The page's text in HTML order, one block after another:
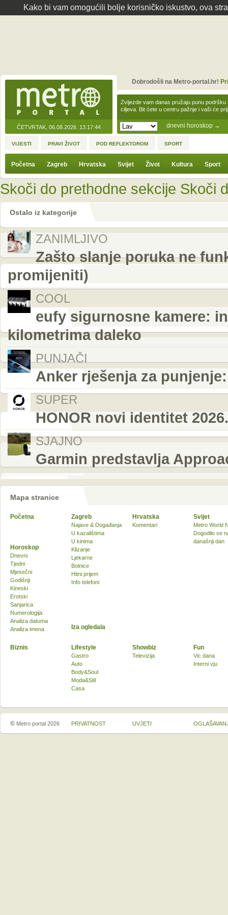
Kako bi vam omogućili bolje korisničko iskustvo, ova
ČETVRTAK, 06.08.2026. 13:17:44 dnevni horoskop →
Zvijezde vam danas pružaju punu
ciljeva. Bit ćete u centru pažnje i vaši će
Dobrodošli na Metro-portal.hr!
VIJESTI PRAVI ŽIVOT POD REFLEKTOROM SPORT
Početna Zagreb Hrvatska Svijet Život Kultura Sport
Skoči do prethodne sekcije Skoči
Ostalo iz kategorije
ZANIMLJIVO
Zašto slanje poruka ne
promijeniti)
COOL
eufy sigurnosne kamere:
kilometrima daleko
PUNJAČI
Anker rješenja za
SUPER
HONOR novi identitet 2026.
SJAJNO
Garmin predstavlja
Mapa stranice
Početna Zagreb
Najave & Događanja
U kazalištima
U kinima
Klizanje
Ljekarne
Bolnice
Hitni prijem
Info telefoni
Hrvatska
Komentari
Svijet
Metro World
Dogodilo se
današnji dan
Biznis Lifestyle
Gastro
Auto
Body&Soul
Moda&Stil
Casa
Showbiz
Televizija
Fun
Vic dana
Interni vju
Horoskop
Dnevni
Tjedni
Mjesečni
Godišnji
Kineski
Erotski
Sanjarica
Numerologija
Analiza datuma
Analiza imena
Iza ogledala
© Metro portal 2026 PRIVATNOST UVJETI